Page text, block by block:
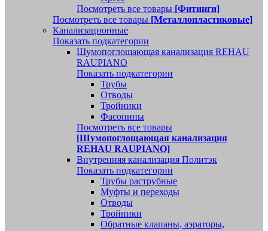
Посмотреть все товары [Фитинги]
Посмотреть все товары [Металлопластиковые]
Канализационные
Показать подкатегории
Шумопоглощающая канализация REHAU
RAUPIANO
Показать подкатегории
Трубы
Отводы
Тройники
Фасонины
Посмотреть все товары
[Шумопоглощающая канализация
REHAU RAUPIANO]
Внутренняя канализация Политэк
Показать подкатегории
Трубы раструбные
Муфты и переходы
Отводы
Тройники
Обратные клапаны, аэраторы,